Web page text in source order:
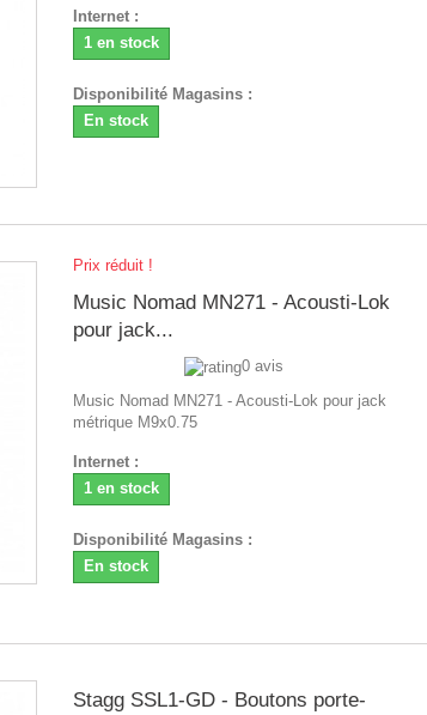
Internet :
1 en stock
Disponibilité Magasins :
En stock
Prix réduit !
Music Nomad MN271 - Acousti-Lok
pour jack...
0 avis
Music Nomad MN271 - Acousti-Lok pour jack
métrique M9x0.75
Internet :
1 en stock
Disponibilité Magasins :
En stock
Stagg SSL1-GD - Boutons porte-